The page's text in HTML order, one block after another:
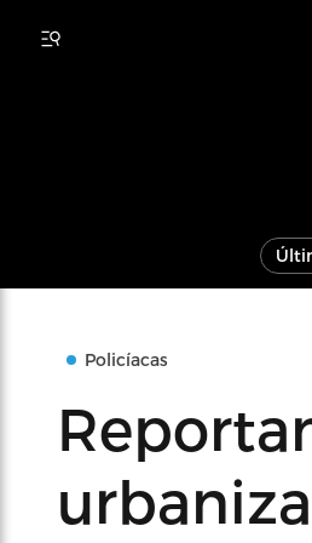
Policíacas